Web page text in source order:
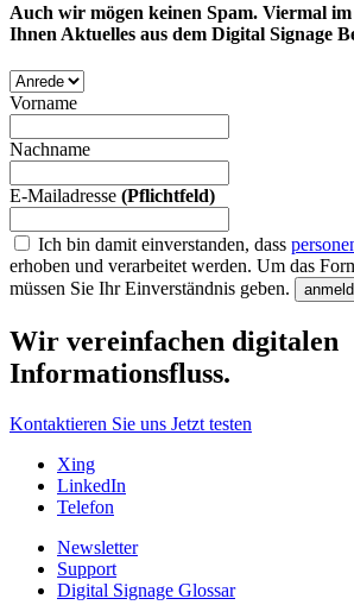
Auch wir mögen keinen Spam. Viermal
Ihnen Aktuelles aus dem Digital Signage
Vorname
Nachname
E-Mailadresse (Pflichtfeld)
Ich bin damit einverstanden, dass
erhoben und verarbeitet werden. Um das
müssen Sie Ihr Einverständnis geben.
Wir vereinfachen digitalen
Informationsfluss.
Kontaktieren Sie uns Jetzt testen
Xing
LinkedIn
Telefon
Newsletter
Support
Digital Signage Glossar